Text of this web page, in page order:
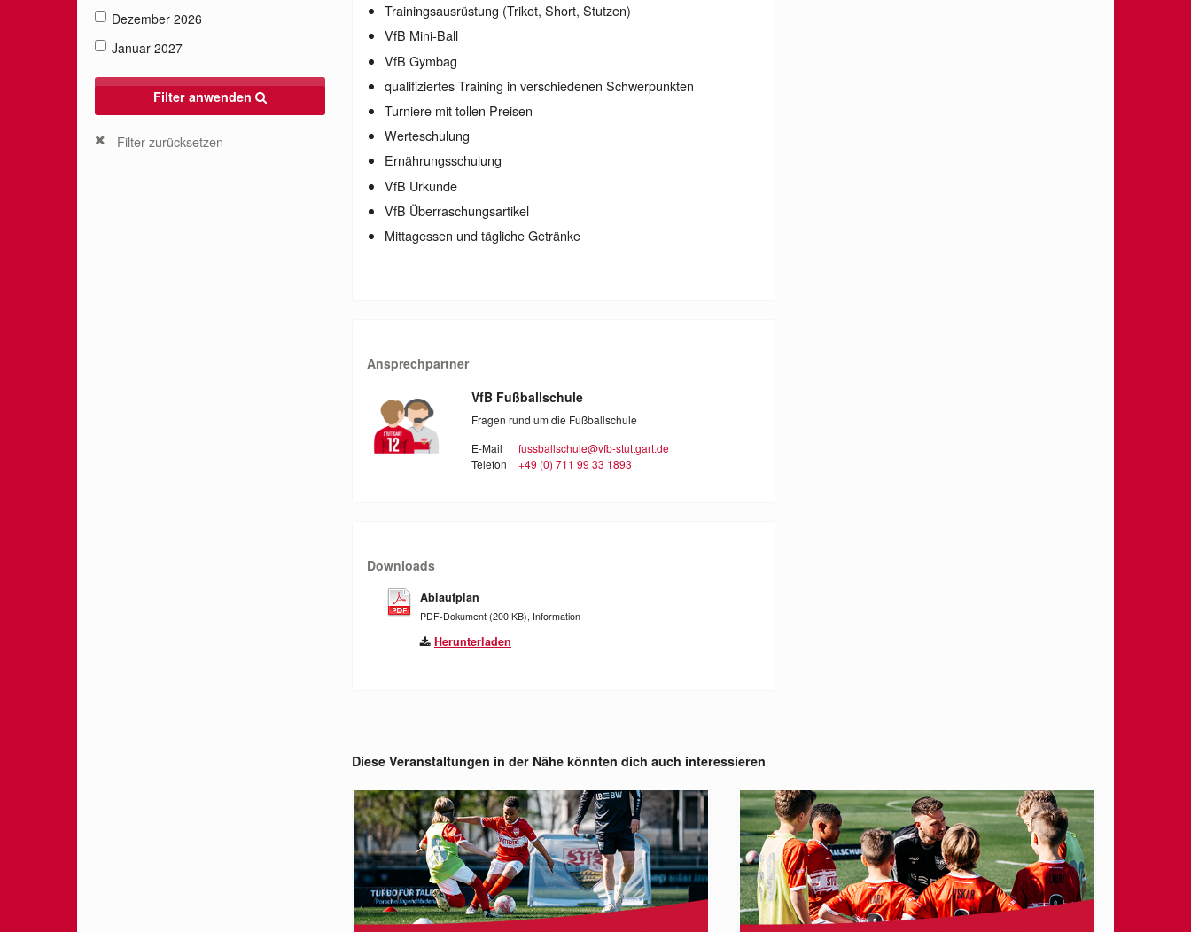
Dezember 2026
Januar 2027
Filter anwenden
Filter zurücksetzen
Trainingsausrüstung (Trikot, Short, Stutzen)
VfB Mini-Ball
VfB Gymbag
qualifiziertes Training in verschiedenen Schwerpunkten
Turniere mit tollen Preisen
Werteschulung
Ernährungsschulung
VfB Urkunde
VfB Überraschungsartikel
Mittagessen und tägliche Getränke
Ansprechpartner
VfB Fußballschule
Fragen rund um die Fußballschule
E-Mail
fussballschule@vfb-stuttgart.de
Telefon
+49 (0) 711 99 33 1893
Downloads
Ablaufplan
PDF-Dokument (200 KB), Information
Herunterladen
Diese Veranstaltungen in der Nähe könnten dich auch interessieren